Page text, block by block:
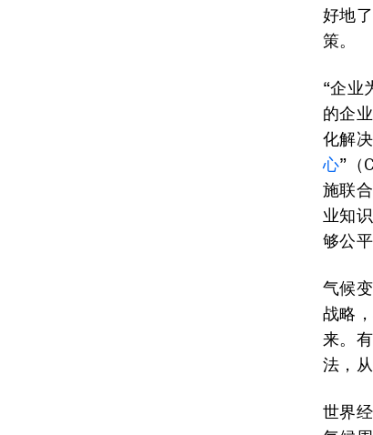
好地
策。
“企业
的企
化解
心”（
施联
业知
够公
气候
战略
来。
法，
世界